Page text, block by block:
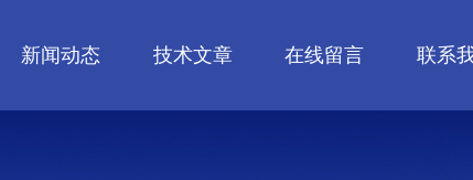
新闻动态 技术文章 在线留言 联系